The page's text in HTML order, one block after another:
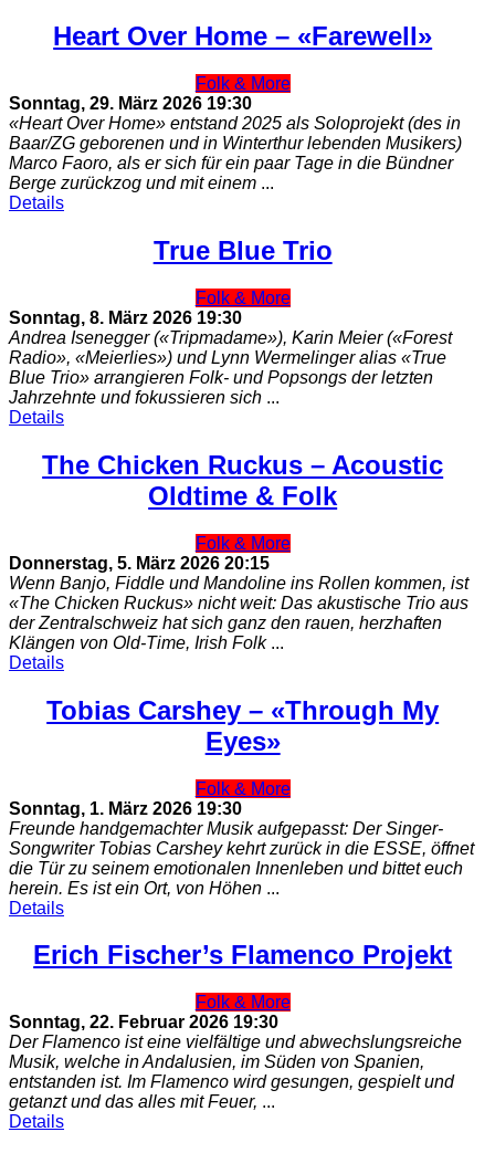
Heart Over Home – «Farewell»
Folk & More
Sonntag, 29. März 2026 19:30
«Heart Over Home» entstand 2025 als Soloprojekt (des in
Baar/ZG geborenen und in Winterthur lebenden Musikers)
Marco Faoro, als er sich für ein paar Tage in die Bündner
Berge zurückzog und mit einem ...
Details
True Blue Trio
Folk & More
Sonntag, 8. März 2026 19:30
Andrea Isenegger («Tripmadame»), Karin Meier («Forest
Radio», «Meierlies») und Lynn Wermelinger alias «True
Blue Trio» arrangieren Folk- und Popsongs der letzten
Jahrzehnte und fokussieren sich ...
Details
The Chicken Ruckus – Acoustic
Oldtime & Folk
Folk & More
Donnerstag, 5. März 2026 20:15
Wenn Banjo, Fiddle und Mandoline ins Rollen kommen, ist
«The Chicken Ruckus» nicht weit: Das akustische Trio aus
der Zentralschweiz hat sich ganz den rauen, herzhaften
Klängen von Old-Time, Irish Folk...
Details
Tobias Carshey – «Through My
Eyes»
Folk & More
Sonntag, 1. März 2026 19:30
Freunde handgemachter Musik aufgepasst: Der Singer-
Songwriter Tobias Carshey kehrt zurück in die ESSE, öffnet
die Tür zu seinem emotionalen Innenleben und bittet euch
herein. Es ist ein Ort, von Höhen ...
Details
Erich Fischer’s Flamenco Projekt
Folk & More
Sonntag, 22. Februar 2026 19:30
Der Flamenco ist eine vielfältige und abwechslungsreiche
Musik, welche in Andalusien, im Süden von Spanien,
entstanden ist. Im Flamenco wird gesungen, gespielt und
getanzt und das alles mit Feuer, ...
Details